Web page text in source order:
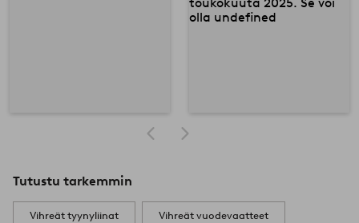
Tutustu tarkemmin
Vihreät tyynyliinat Vihreät vuodevaatteet